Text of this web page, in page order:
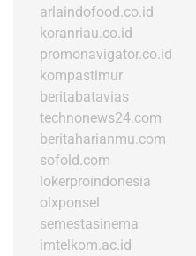
arlaindofood.co.id
koranriau.co.id
promonavigator.co.id
kompastimur
beritabatavias
technonews24.com
beritaharianmu.com
sofold.com
lokerproindonesia
olxponsel
semestasinema
imtelkom.ac.id